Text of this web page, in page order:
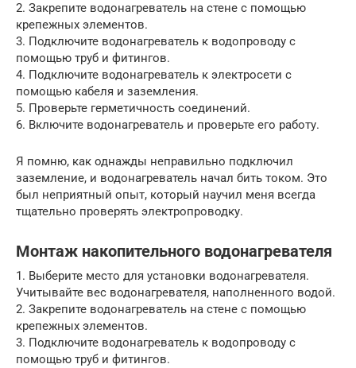
2. Закрепите водонагреватель на стене с помощью
крепежных элементов.
3. Подключите водонагреватель к водопроводу с
помощью труб и фитингов.
4. Подключите водонагреватель к электросети с
помощью кабеля и заземления.
5. Проверьте герметичность соединений.
6. Включите водонагреватель и проверьте его работу.
Я помню, как однажды неправильно подключил
заземление, и водонагреватель начал бить током. Это
был неприятный опыт, который научил меня всегда
тщательно проверять электропроводку.
Монтаж накопительного водонагревателя
1. Выберите место для установки водонагревателя.
Учитывайте вес водонагревателя, наполненного водой.
2. Закрепите водонагреватель на стене с помощью
крепежных элементов.
3. Подключите водонагреватель к водопроводу с
помощью труб и фитингов.